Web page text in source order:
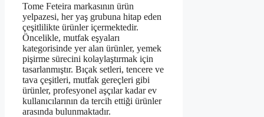
Tome Feteira markasının ürün
yelpazesi, her yaş grubuna hitap eden
çeşitlilikte ürünler içermektedir.
Öncelikle, mutfak eşyaları
kategorisinde yer alan ürünler, yemek
pişirme sürecini kolaylaştırmak için
tasarlanmıştır. Bıçak setleri, tencere ve
tava çeşitleri, mutfak gereçleri gibi
ürünler, profesyonel aşçılar kadar ev
kullanıcılarının da tercih ettiği ürünler
arasında bulunmaktadır.